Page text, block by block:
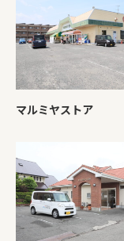
マルミヤストア